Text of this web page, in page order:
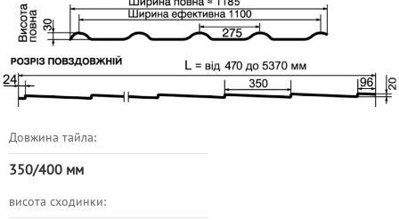
Довжина тайла:
350/400 мм
висота сходинки: